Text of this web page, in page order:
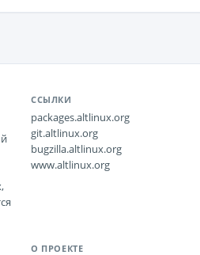
ССЫЛКИ
packages.altlinux.org
git.altlinux.org
bugzilla.altlinux.org
www.altlinux.org
О ПРОЕКТЕ